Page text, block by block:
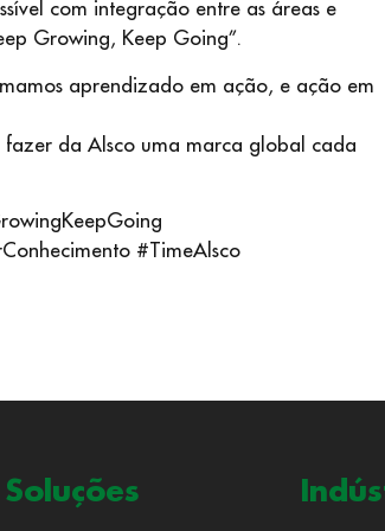
com integração entre as áreas e
Growing, Keep Going”.
aprendizado em ação, e ação em
fazer da Alsco uma marca global cada
#TimeAlsco
Soluções